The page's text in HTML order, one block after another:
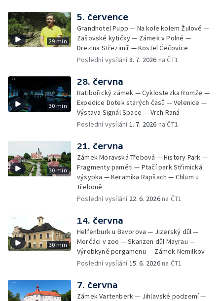
29 min
5. července
Grandhotel Pupp — Na kole kolem Žulové —
Zašovské kytičky — Zámek v Polné —
Drezina Střezimíř — Kostel Čečovice
Poslední vysílání8. 7. 2026 na ČT1
30 min
28. června
Ratibořický zámek — Cyklostezka Romže —
Expedice Dotek starých časů — Velenice —
Výstava Signál Space — Vrch Raná
Poslední vysílání1. 7. 2026 na ČT1
30 min
21. června
Zámek Moravská Třebová — History Park —
Fragmenty paměti — Ptačí park Střimická
výsypka — Keramika Rapšach — Chlum u
Třeboně
Poslední vysílání 22. 6. 2026na ČT1
30 min
14. června
Helfenburk u Bavorova — Jizerský důl —
Morčáci v zoo — Skanzen důl Mayrau —
Výrobkyně pergamenu — Zámek Nemilkov
Poslední vysílání15. 6. 2026na ČT1
7. června
Zámek Vartenberk — Jihlavské podzemí —